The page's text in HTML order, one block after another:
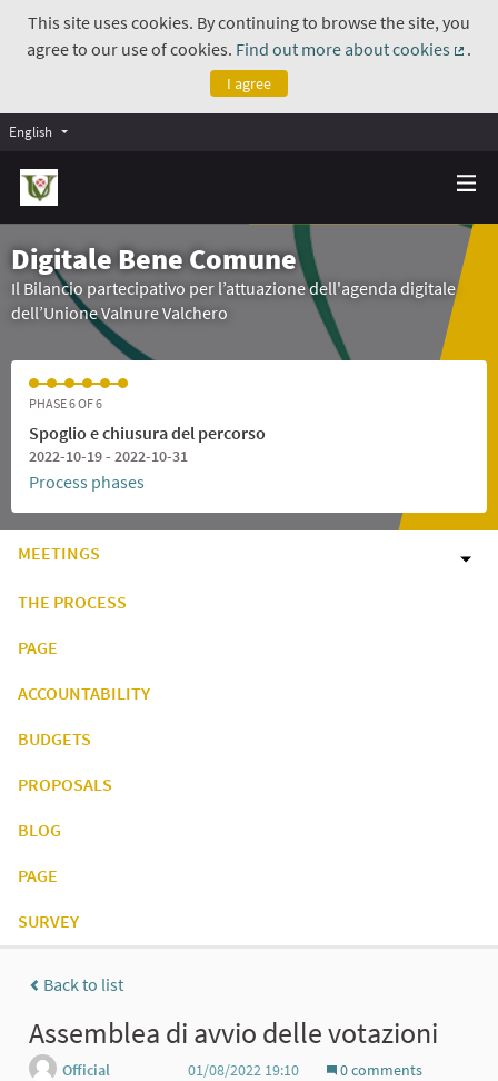
This site uses cookies. By continuing to browse the site, you
agree to our use of cookies. Find out more about cookies
.
I agree
English
Digitale Bene Comune
Il Bilancio partecipativo per l’attuazione dell'agenda digitale
dell’Unione Valnure Valchero
PHASE 6 OF 6
Spoglio e chiusura del percorso
2022-10-19 - 2022-10-31
Process phases
MEETINGS
THE PROCESS
PAGE
ACCOUNTABILITY
BUDGETS
PROPOSALS
BLOG
PAGE
SURVEY
Back to list
Assemblea di avvio delle votazioni
Official
01/08/2022 19:10
0 comments